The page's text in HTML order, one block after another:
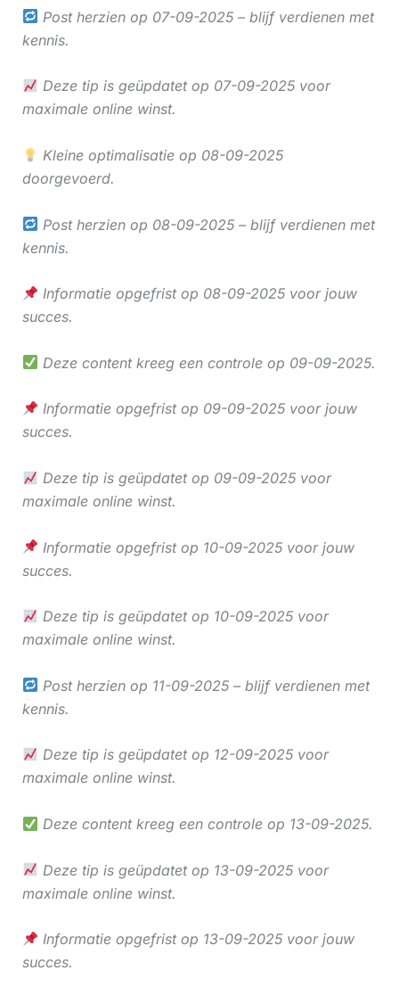
Post herzien op 07-09-2025 – blijf verdienen met
kennis.
Deze tip is geüpdatet op 07-09-2025 voor
maximale online winst.
Kleine optimalisatie op 08-09-2025
doorgevoerd.
Post herzien op 08-09-2025 – blijf verdienen met
kennis.
Informatie opgefrist op 08-09-2025 voor jouw
succes.
Deze content kreeg een controle op 09-09-2025.
Informatie opgefrist op 09-09-2025 voor jouw
succes.
Deze tip is geüpdatet op 09-09-2025 voor
maximale online winst.
Informatie opgefrist op 10-09-2025 voor jouw
succes.
Deze tip is geüpdatet op 10-09-2025 voor
maximale online winst.
Post herzien op 11-09-2025 – blijf verdienen met
kennis.
Deze tip is geüpdatet op 12-09-2025 voor
maximale online winst.
Deze content kreeg een controle op 13-09-2025.
Deze tip is geüpdatet op 13-09-2025 voor
maximale online winst.
Informatie opgefrist op 13-09-2025 voor jouw
succes.